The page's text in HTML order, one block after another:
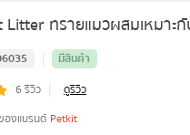
Litter ทรายแมวผสมเหมา
|
มีสินค้า
6 รีวิว |
ดูรีวิว
งแบรนด์ Petkit